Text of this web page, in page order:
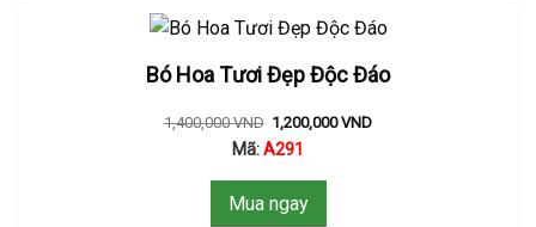
Bó Hoa Tươi Đẹp Độc Đáo
1,400,000VND 1,200,000VND
Mã:A291
Mua ngay